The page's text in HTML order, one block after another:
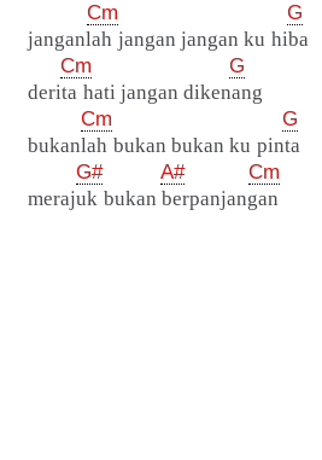
Cm
G
janganlah jangan jangan ku hiba
Cm
G
derita hati jangan dikenang
Cm
G
bukanlah bukan bukan ku pinta
G#
A#
Cm
merajuk bukan berpanjangan